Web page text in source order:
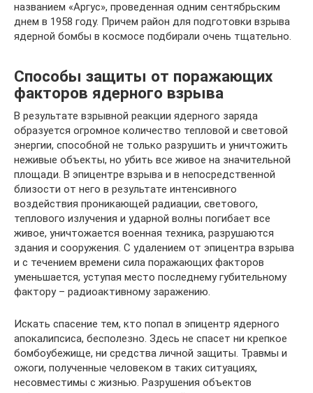
названием «Аргус», проведенная одним сентябрьским
днем в 1958 году. Причем район для подготовки взрыва
ядерной бомбы в космосе подбирали очень тщательно.
Способы защиты от поражающих
факторов ядерного взрыва
В результате взрывной реакции ядерного заряда
образуется огромное количество тепловой и световой
энергии, способной не только разрушить и уничтожить
неживые объекты, но убить все живое на значительной
площади. В эпицентре взрыва и в непосредственной
близости от него в результате интенсивного
воздействия проникающей радиации, светового,
теплового излучения и ударной волны погибает все
живое, уничтожается военная техника, разрушаются
здания и сооружения. С удалением от эпицентра взрыва
и с течением времени сила поражающих факторов
уменьшается, уступая место последнему губительному
фактору – радиоактивному заражению.
Искать спасение тем, кто попал в эпицентр ядерного
апокалипсиса, бесполезно. Здесь не спасет ни крепкое
бомбоубежище, ни средства личной защиты. Травмы и
ожоги, полученные человеком в таких ситуациях,
несовместимы с жизнью. Разрушения объектов